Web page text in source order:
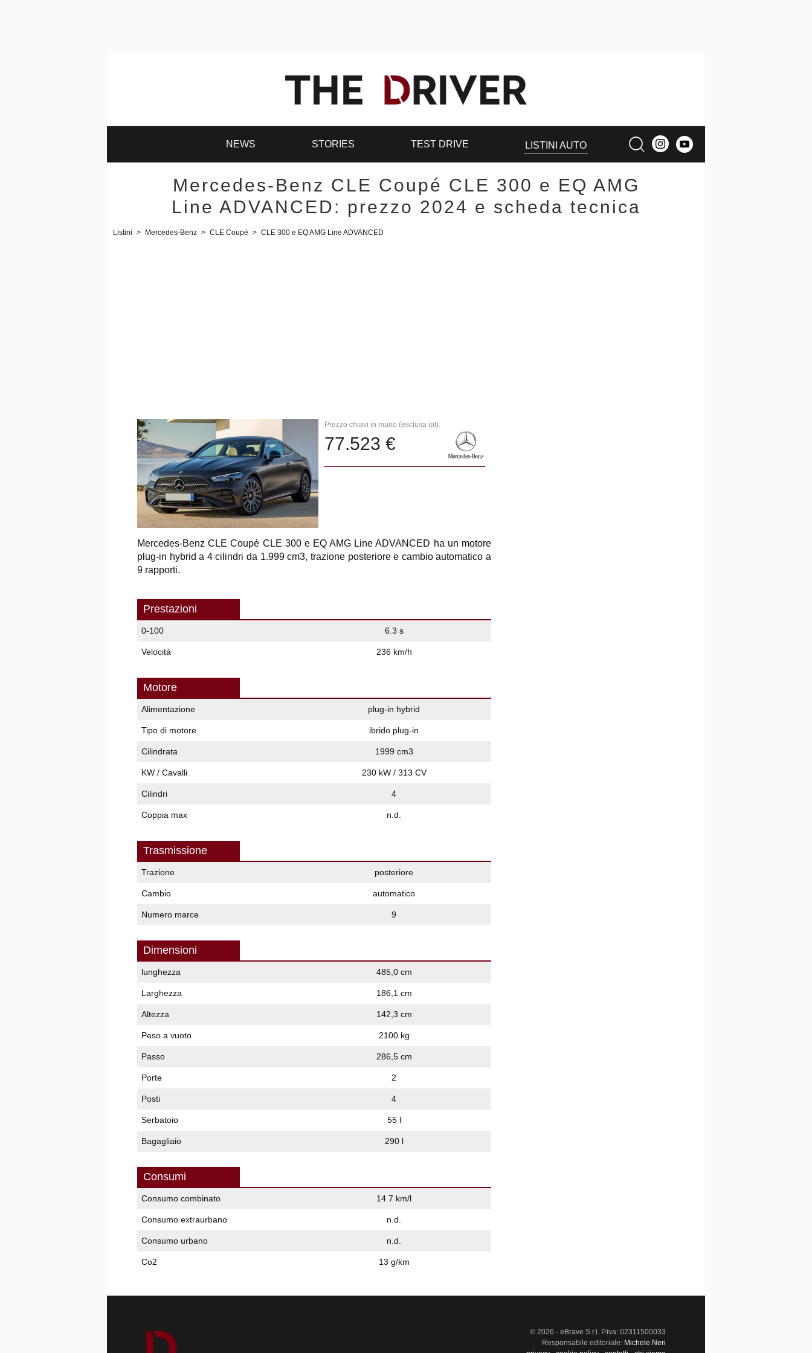
NEWS STORIES TEST DRIVE LISTINI AUTO
Mercedes-Benz CLE Coupé CLE 300 e EQ AMG
Line ADVANCED: prezzo 2024 e scheda tecnica
Listini > Mercedes-Benz > CLE Coupé > CLE 300 e EQ AMG Line ADVANCED
Prezzo chiavi in mano (esclusa ipt):
77.523 €
Mercedes-Benz CLE Coupé CLE 300 e EQ AMG Line ADVANCED ha un motore
plug-in hybrid a 4 cilindri da 1.999 cm3, trazione posteriore e cambio automatico a
9 rapporti.
Prestazioni
0-100 6.3 s
Velocità 236 km/h
Motore
Alimentazione plug-in hybrid
Tipo di motore ibrido plug-in
Cilindrata 1999 cm3
KW / Cavalli 230 kW / 313 CV
Cilindri 4
Coppia max n.d.
Trasmissione
Trazione posteriore
Cambio automatico
Numero marce 9
Dimensioni
lunghezza 485,0 cm
Larghezza 186,1 cm
Altezza 142,3 cm
Peso a vuoto 2100 kg
Passo 286,5 cm
Porte 2
Posti 4
Serbatoio 55 l
Bagagliaio 290 l
Consumi
Consumo combinato 14.7 km/l
Consumo extraurbano n.d.
Consumo urbano n.d.
Co2 13 g/km
© 2026 - eBrave S.r.l. P.iva: 02311500033
Responsabile editoriale: Michele Neri